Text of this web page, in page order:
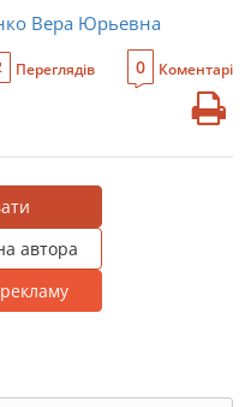
Вера Юрьевна
Переглядів 0 Коментарі
автора